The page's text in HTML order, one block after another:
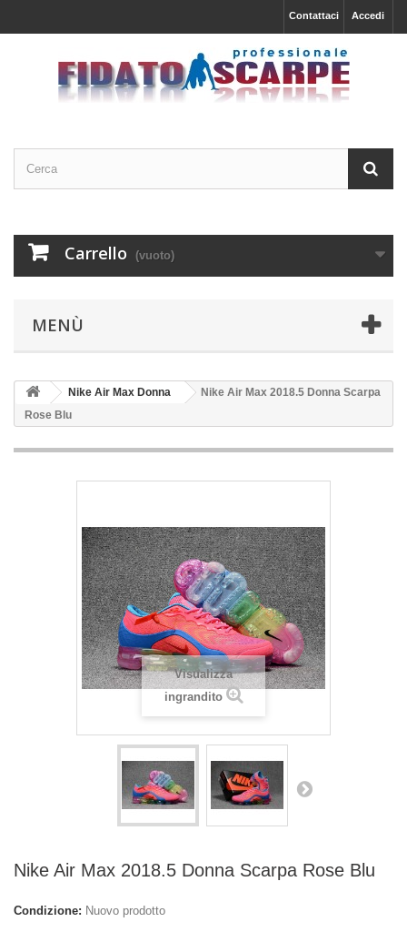
Accedi
Contattaci
Carrello (vuoto)
MENÙ
Nike Air Max Donna
Nike Air Max 2018.5 Donna Scarpa
Rose Blu
Visualizza
ingrandito
Nike Air Max 2018.5 Donna Scarpa Rose Blu
Condizione: Nuovo prodotto